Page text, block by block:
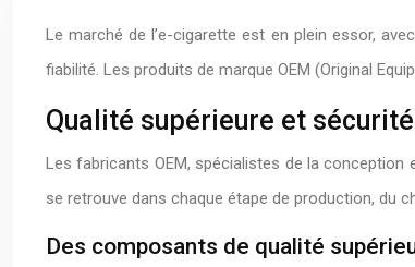
Le marché de l’e-cigarette est en plein essor,
fiabilité. Les produits de marque OEM (Original
Qualité supérieure et sécurité
Les fabricants OEM, spécialistes de la
se retrouve dans chaque étape de production, du
Des composants de qualité